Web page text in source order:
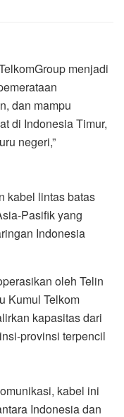
menjadi
dan mampu
di Indonesia Timur,
negeri,”
kabel lintas batas
Pasifik yang
Indonesia
oleh Telin
Kumul Telkom
kapasitas dari
provinsi terpencil
kabel ini
Indonesia dan